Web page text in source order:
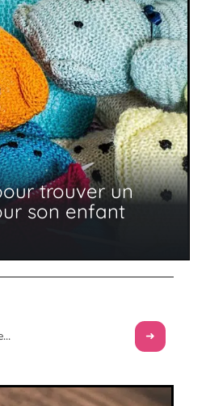
trouver un
son enfant